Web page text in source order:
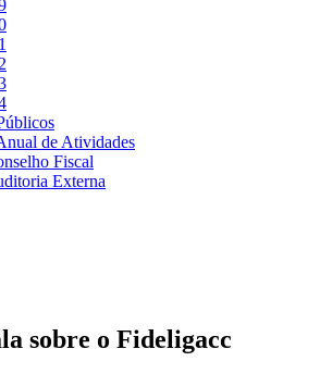
de Atividades
Fiscal
Externa
sobre o Fideligacc